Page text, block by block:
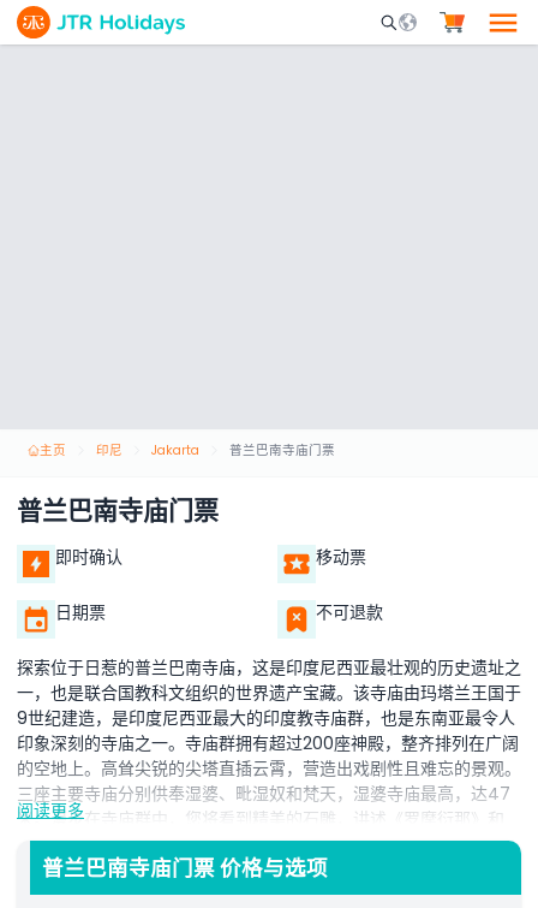
Mobile Search
主页 印尼 Jakarta 普兰巴南寺庙门票
普兰巴南寺庙门票
即时确认 移动票
日期票 不可退款
探索位于日惹的普兰巴南寺庙，这是印度尼西亚最壮观的历史遗址之
一，也是联合国教科文组织的世界遗产宝藏。该寺庙由玛塔兰王国于
9世纪建造，是印度尼西亚最大的印度教寺庙群，也是东南亚最令人
印象深刻的寺庙之一。寺庙群拥有超过200座神殿，整齐排列在广阔
的空地上。高耸尖锐的尖塔直插云霄，营造出戏剧性且难忘的景观。
三座主要寺庙分别供奉湿婆、毗湿奴和梵天，湿婆寺庙最高，达47
米。漫步在寺庙群中，您将看到精美的石雕，讲述《罗摩衍那》和
《薄伽梵往世书》等印度史诗的故事。这些浮雕展现了神祇、英雄、
爱情和史诗般的战斗场景，将古老的神话栩栩如生地呈现出来。游客
大多数时间可以游览主寺庙庭院，或在周围种满树木、鲜花和平静水
阅读更多
普兰巴南寺庙门票 价格与选项